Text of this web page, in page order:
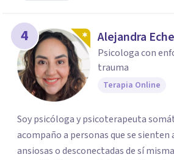
4 Alejandra
Psicologa con
trauma
Terapia Online
Soy psicóloga y psicoterapeuta
acompaño a personas que se sienten
ansiosas o desconectadas de sí